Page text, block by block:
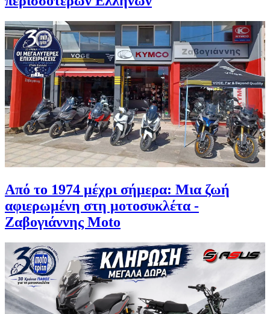
Από το 1974 μέχρι σήμερα: Μια ζωή
αφιερωμένη στη μοτοσυκλέτα -
Ζαβογιάννης Moto